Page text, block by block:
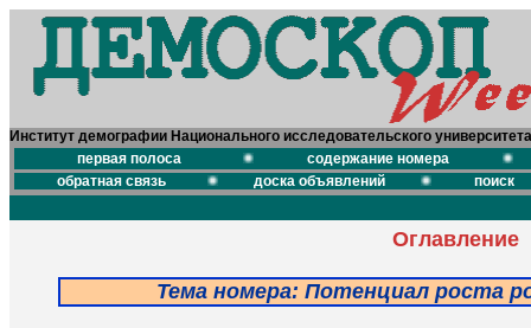
Институт демографии Национального исследовательского
первая полоса
содержание номера
обратная связь
доска объявлений поиск
Оглавление
Тема номера: Потенциал роста